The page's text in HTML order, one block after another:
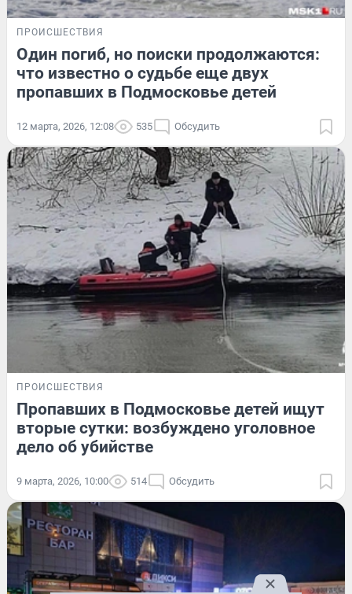
ПРОИСШЕСТВИЯ
Один погиб, но поиски продолжаются:
что известно о судьбе еще двух
пропавших в Подмосковье детей
12 марта, 2026, 12:08 535 Обсудить
ПРОИСШЕСТВИЯ
Пропавших в Подмосковье детей ищут
вторые сутки: возбуждено уголовное
дело об убийстве
9 марта, 2026, 10:00 514 Обсудить